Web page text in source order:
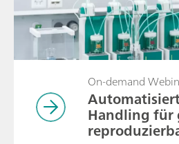
On-demand
Handling für